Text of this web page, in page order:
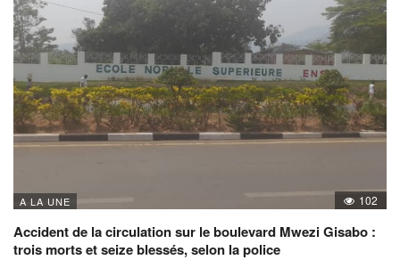
A LA UNE 102
Accident de la circulation sur le boulevard Mwezi Gisabo :
trois morts et seize blessés, selon la police